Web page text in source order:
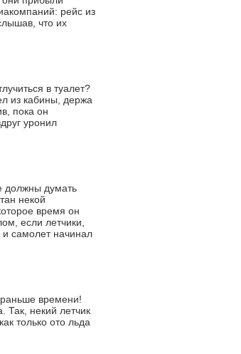
рейс из
что их
в туалет?
из кабины, держа
пока он
уронил
должны думать
некой
время он
если летчики,
и самолет начинал
времени!
Так, некий летчик
только ото льда